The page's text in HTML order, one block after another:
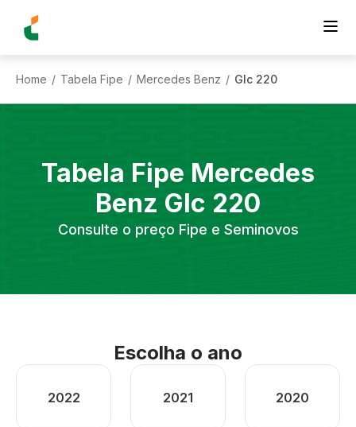
Home / Tabela Fipe / Mercedes Benz / Glc 220
Tabela Fipe Mercedes
Benz Glc 220
Consulte o preço Fipe e Seminovos
Escolha o ano
2022 2021 2020